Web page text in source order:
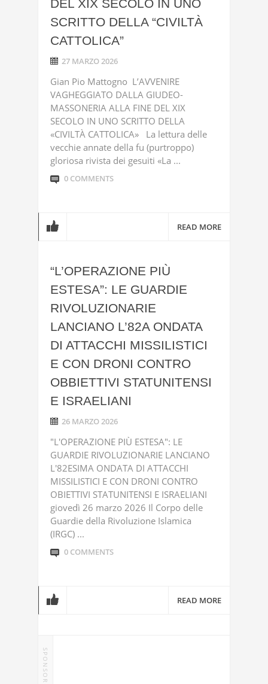
DEL XIX SECOLO IN UNO
SCRITTO DELLA “CIVILTÀ
CATTOLICA”
27 MARZO 2026
Gian Pio Mattogno L’AVVENIRE
VAGHEGGIATO DALLA GIUDEO-
MASSONERIA ALLA FINE DEL XIX
SECOLO IN UNO SCRITTO DELLA
«CIVILTÀ CATTOLICA» La lettura delle
vecchie annate della fu (purtroppo)
gloriosa rivista dei gesuiti «La ...
0 COMMENTS
READ MORE
“L’OPERAZIONE PIÙ
ESTESA”: LE GUARDIE
RIVOLUZIONARIE
LANCIANO L’82A ONDATA
DI ATTACCHI MISSILISTICI
E CON DRONI CONTRO
OBBIETTIVI STATUNITENSI
E ISRAELIANI
26 MARZO 2026
"L'OPERAZIONE PIÙ ESTESA": LE
GUARDIE RIVOLUZIONARIE LANCIANO
L'82ESIMA ONDATA DI ATTACCHI
MISSILISTICI E CON DRONI CONTRO
OBIETTIVI STATUNITENSI E ISRAELIANI
giovedì 26 marzo 2026 Il Corpo delle
Guardie della Rivoluzione Islamica
(IRGC) ...
0 COMMENTS
READ MORE
SPONSOR